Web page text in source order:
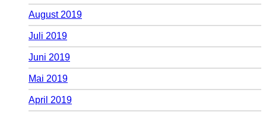
August 2019
Juli 2019
Juni 2019
Mai 2019
April 2019